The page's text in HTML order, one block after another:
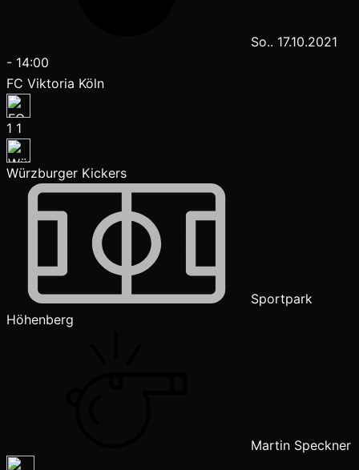
So.. 17.10.2021
- 14:00
FC Viktoria Köln
1 1
Würzburger Kickers
Sportpark
Höhenberg
Martin Speckner